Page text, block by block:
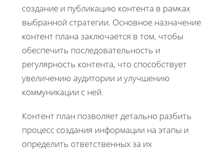
создание и публикацию контента в рамках
выбранной стратегии. Основное назначение
контент плана заключается в том, чтобы
обеспечить последовательность и
регулярность контента, что способствует
увеличению аудитории и улучшению
коммуникации с ней.
Контент план позволяет детально разбить
процесс создания информации на этапы и
определить ответственных за их